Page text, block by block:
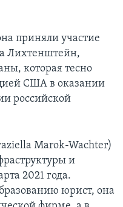
приняли участие
Лихтенштейн,
которая тесно
США в оказании
российской
Marok-Wachter)
и
2021 года.
юрист, она